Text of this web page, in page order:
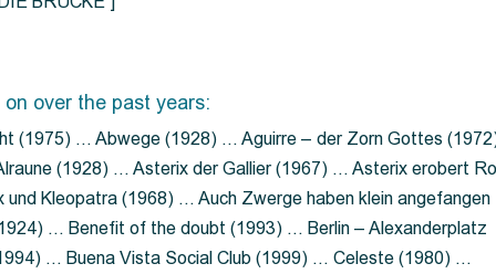
over the past years:
(1975) … Abwege (1928) … Aguirre – der Zorn Gottes
(1928) … Asterix der Gallier (1967) … Asterix erobert
Kleopatra (1968) … Auch Zwerge haben klein angefangen
… Benefit of the doubt (1993) … Berlin – Alexanderplatz
… Buena Vista Social Club (1999) … Celeste (1980) …